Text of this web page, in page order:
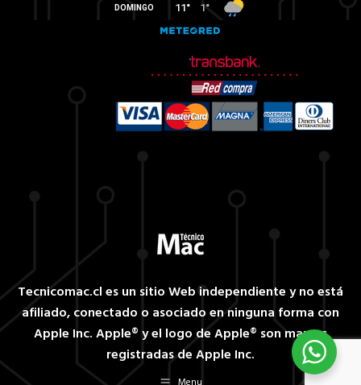
Tecnicomac.cl es un sitio Web independiente y no está
afiliado, conectado o asociado en ninguna forma con
Apple Inc. Apple® y el logo de Apple® son marcas
registradas de Apple Inc.